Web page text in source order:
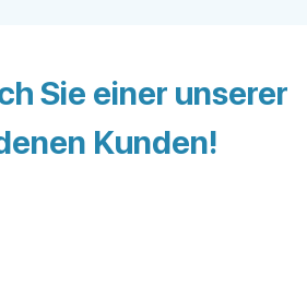
Sie einer unserer
Kunden!